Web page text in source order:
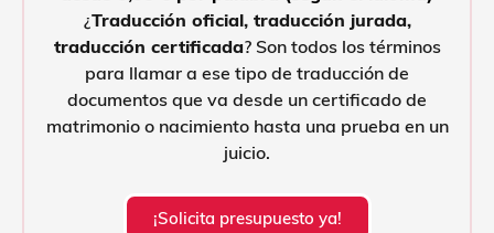
¿Traducción oficial, traducción jurada,
traducción certificada? Son todos los términos
para llamar a ese tipo de traducción de
documentos que va desde un certificado de
matrimonio o nacimiento hasta una prueba en un
juicio.
¡Solicita presupuesto ya!